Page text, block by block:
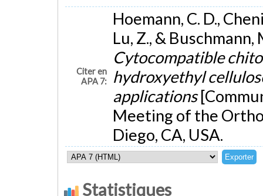
Citer en
APA 7:
Hoemann, C. D.,
Lu, Z., &
Cytocompatible
hydroxyethyl
applications
Meeting of the
Diego, CA, USA.
Statistiques